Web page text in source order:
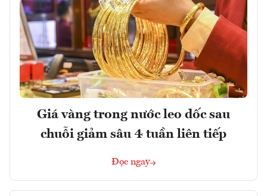
Giá vàng trong nước leo dốc sau
chuỗi giảm sâu 4 tuần liên tiếp
Đọc ngay